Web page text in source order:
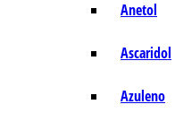
Anetol
Ascaridol
Azuleno